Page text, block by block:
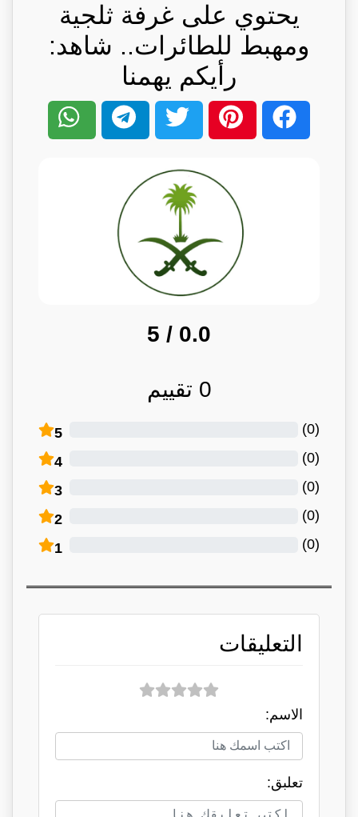
يحتوي على غرفة ثلجية
ومهبط للطائرات.. شاهد:
رأيكم يهمنا
0.0
/ 5
0 تقييم
5 (
0
)
4 (
0
)
3 (
0
)
2 (
0
)
1 (
0
)
التعليقات
الاسم:
تعلبق: